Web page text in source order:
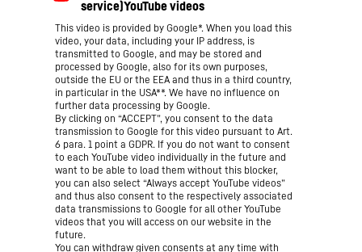
This video is provided by Google*. When you load this
video, your data, including your IP address, is
transmitted to Google, and may be stored and
processed by Google, also for its own purposes,
outside the EU or the EEA and thus in a third country,
in particular in the USA**. We have no influence on
further data processing by Google.
By clicking on “ACCEPT”, you consent to the data
transmission to Google for this video pursuant to Art.
6 para. 1 point a GDPR. If you do not want to consent
to each YouTube video individually in the future and
want to be able to load them without this blocker,
you can also select “Always accept YouTube videos”
and thus also consent to the respectively associated
data transmissions to Google for all other YouTube
videos that you will access on our website in the
future.
You can withdraw given consents at any time with